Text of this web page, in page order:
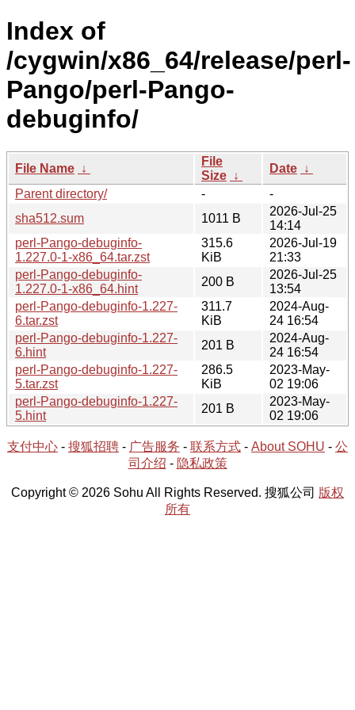
Index of
/cygwin/x86_64/release/perl-
Pango/perl-Pango-
debuginfo/
File Name ↓
File
Size ↓
Date ↓
Parent directory/
-
-
sha512.sum
1011 B
2026-Jul-25
14:14
perl-Pango-debuginfo-
1.227.0-1-x86_64.tar.zst
315.6
KiB
2026-Jul-19
21:33
perl-Pango-debuginfo-
1.227.0-1-x86_64.hint
200 B
2026-Jul-25
13:54
perl-Pango-debuginfo-1.227-
6.tar.zst
311.7
KiB
2024-Aug-
24 16:54
perl-Pango-debuginfo-1.227-
6.hint
201 B
2024-Aug-
24 16:54
perl-Pango-debuginfo-1.227-
5.tar.zst
286.5
KiB
2023-May-
02 19:06
perl-Pango-debuginfo-1.227-
5.hint
201 B
2023-May-
02 19:06
支付中心 - 搜狐招聘 - 广告服务 - 联系方式 - About SOHU - 公
司介绍 - 隐私政策
Copyright © 2026 Sohu All Rights Reserved. 搜狐公司 版权
所有